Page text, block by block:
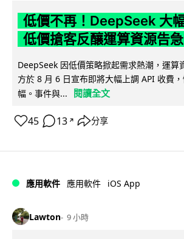
低價不再！DeepSeek 大
低價搶客反釀運算資源告急
DeepSeek 因低價策略掀起需求熱潮，運算
方於 8 月 6 日宣布即將大幅上調 API 收費
幅。事件與...
閱讀全文
45 13 ↗ 分享
應用軟件 應用軟件 iOS App
Lawton 9 小時